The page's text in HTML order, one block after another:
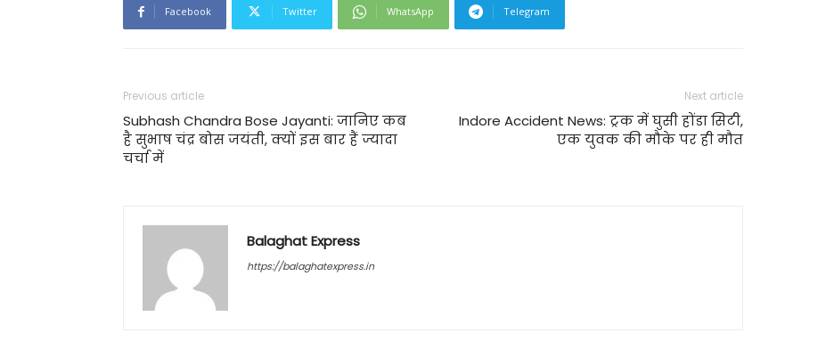
Facebook Twitter WhatsApp Telegram
Previous article
Subhash Chandra Bose Jayanti: जानिए कब
है सुभाष चंद्र बोस जयंती, क्यों इस बार हैं ज्यादा
चर्चा में
Next article
Indore Accident News: ट्रक में घुसी होंडा सिटी,
एक युवक की मौके पर ही मौत
Balaghat Express
https://balaghatexpress.in